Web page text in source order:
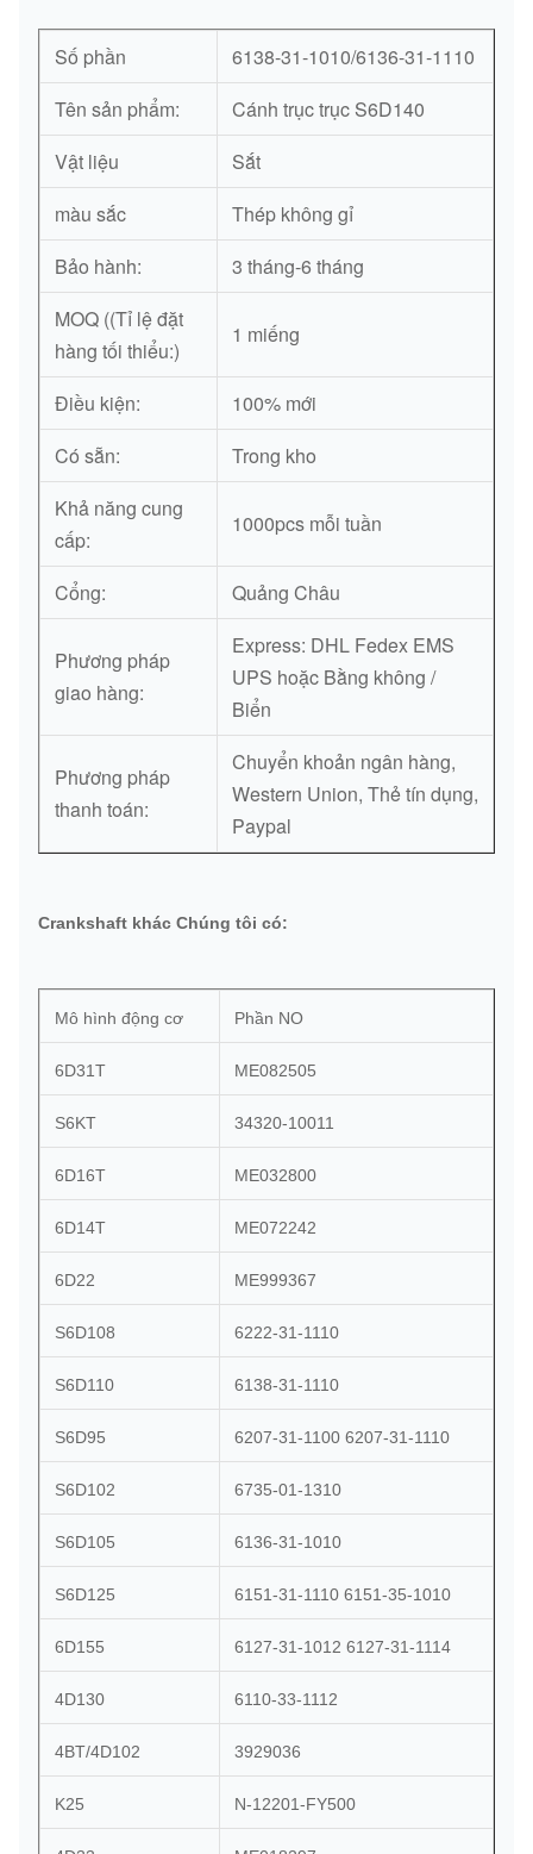
Số phần
6138-31-1010/6136-31-1110
Tên sản phẩm:
Cánh trục trục S6D140
Vật liệu
Sắt
màu sắc
Thép không gỉ
Bảo hành:
3 tháng-6 tháng
MOQ ((Tỉ lệ đặt
hàng tối thiểu:)
1 miếng
Điều kiện:
100% mới
Có sẵn:
Trong kho
Khả năng cung
cấp:
1000pcs mỗi tuần
Cổng: Quảng Châu
Phương pháp
giao hàng:
Express: DHL Fedex EMS
UPS hoặc Bằng không /
Biển
Phương pháp
thanh toán:
Chuyển khoản ngân hàng,
Western Union, Thẻ tín dụng,
Paypal
Crankshaft khác Chúng tôi có:
Mô hình động cơ Phần NO
6D31T ME082505
S6KT 34320-10011
6D16T ME032800
6D14T ME072242
6D22 ME999367
S6D108 6222-31-1110
S6D110 6138-31-1110
S6D95 6207-31-1100 6207-31-1110
S6D102 6735-01-1310
S6D105 6136-31-1010
S6D125 6151-31-1110 6151-35-1010
6D155 6127-31-1012 6127-31-1114
4D130 6110-33-1112
4BT/4D102 3929036
K25 N-12201-FY500